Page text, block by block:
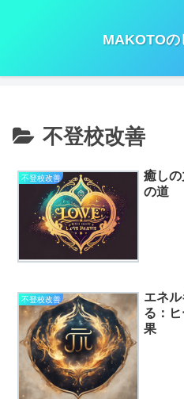
MAKOTOの
不登校改善
不登校改善
癒し
の道
不登校改善
エネ
る：
果